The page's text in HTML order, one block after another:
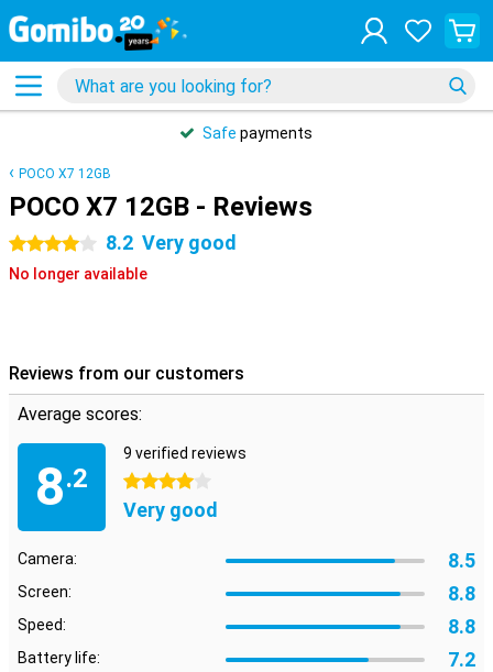
Safe payments
POCO X7 12GB
POCO X7 12GB - Reviews
4 stars 8.2 Very good
No longer available
Reviews from our customers
Average scores:
8.2
9 verified reviews
4 stars
Very good
Camera: 8.5
Screen: 8.8
Speed: 8.8
Battery life: 7.2